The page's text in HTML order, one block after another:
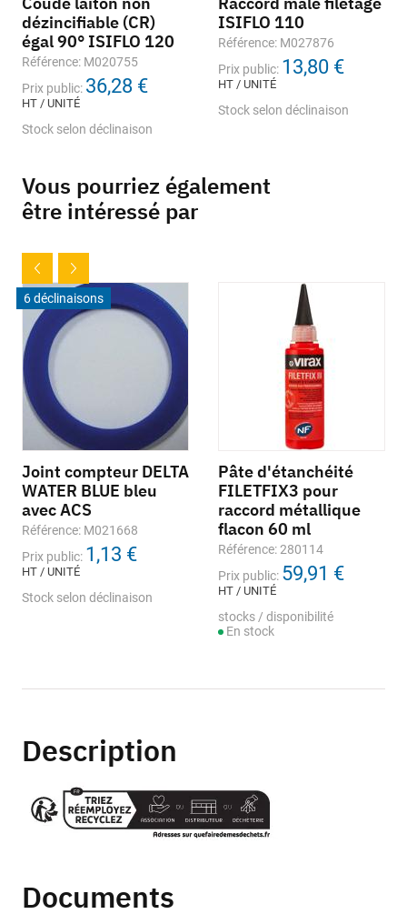
dézincifiable (CR)
égal 90° ISIFLO 120
Référence: M020755
Prix public: 36,28 €
HT / UNITÉ
Stock selon déclinaison
ISIFLO 110
Référence: M027876
Prix public: 13,80 €
HT / UNITÉ
Stock selon déclinaison
Vous pourriez également
être intéressé par
6 déclinaisons
Joint compteur DELTA
WATER BLUE bleu
avec ACS
Référence: M021668
Prix public: 1,13 €
HT / UNITÉ
Stock selon déclinaison
Pâte d'étanchéité
FILETFIX3 pour
raccord métallique
flacon 60 ml
Référence: 280114
Prix public: 59,91 €
HT / UNITÉ
stocks / disponibilité
En stock
Description
Documents